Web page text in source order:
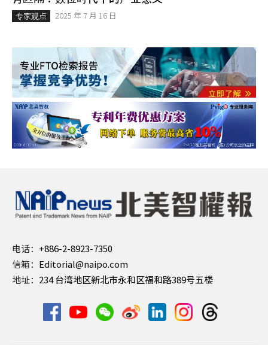
专家观点 2025 年 7 月 16 日
电话： +886-2-8923-7350
信箱： Editorial@naipo.com
地址： 234 台湾地区新北市永和区福和路389号五楼